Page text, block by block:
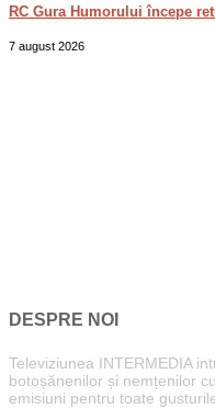
RC Gura Humorului începe
7 august 2026
DESPRE NOI
Televiziunea INTERMEDIA
botoșănenilor și nemțenilor
emisiuni pentru toate